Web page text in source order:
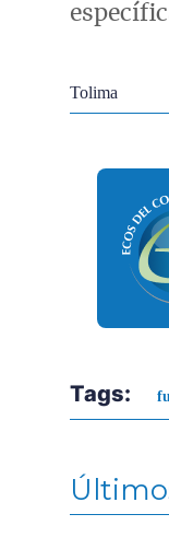
Econoticias y
Tolima
Tags: